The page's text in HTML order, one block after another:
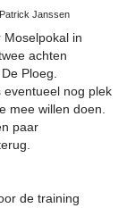
Janssen
in
achten
Ploeg.
nog plek
mee willen doen.
paar
de training